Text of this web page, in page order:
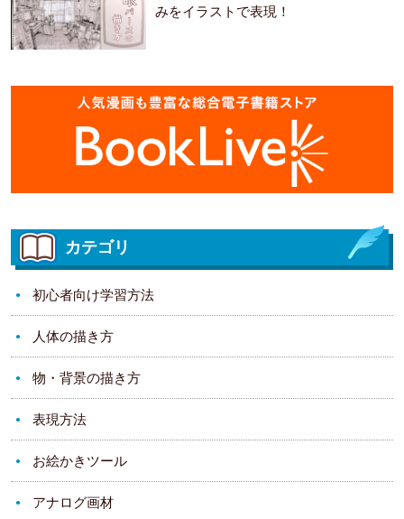
みをイラストで表現！
カテゴリ
初心者向け学習方法
人体の描き方
物・背景の描き方
表現方法
お絵かきツール
アナログ画材